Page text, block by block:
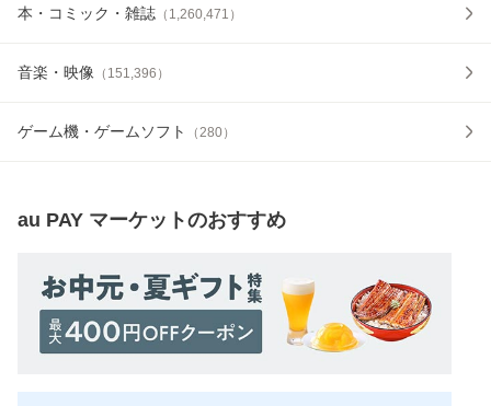
本・コミック・雑誌 （ 1,260,471 ）
音楽・映像 （ 151,396 ）
ゲーム機・ゲームソフト （280）
au PAY マーケットのおすすめ